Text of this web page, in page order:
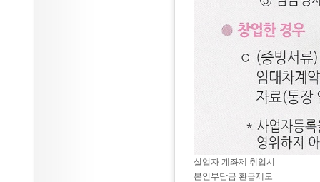
실업자 계좌제 취업시
본인부담금 환급제도